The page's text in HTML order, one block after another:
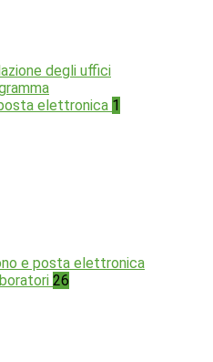
degli uffici
elettronica 1
e posta elettronica
26